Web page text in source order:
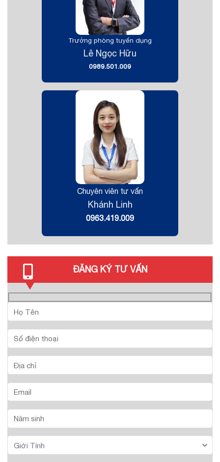
Trưởng phòng tuyển dụng
Lê Ngọc Hữu
0989.501.009
Chuyên viên tư vấn
Khánh Linh
0963.419.009
ĐĂNG KÝ TƯ VẤN